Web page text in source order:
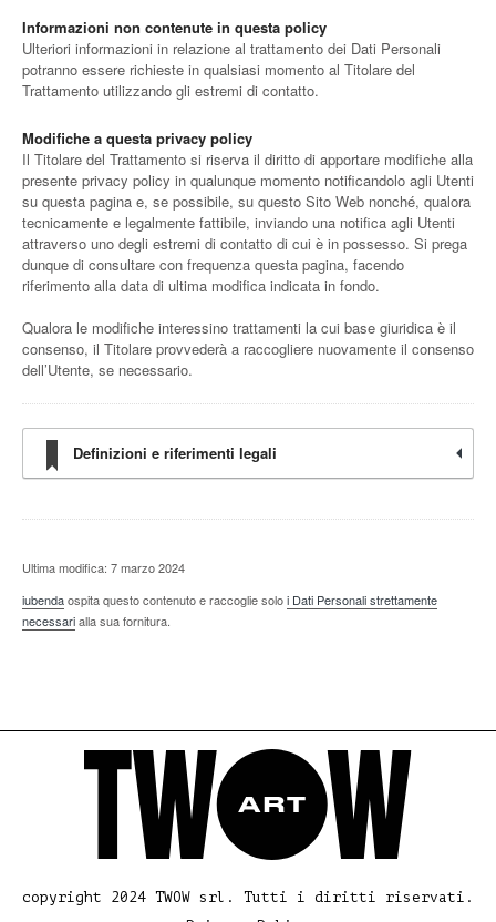
Informazioni non contenute in questa policy
Ulteriori informazioni in relazione al trattamento dei Dati Personali
potranno essere richieste in qualsiasi momento al Titolare del
Trattamento utilizzando gli estremi di contatto.
Modifiche a questa privacy policy
Il Titolare del Trattamento si riserva il diritto di apportare modifiche alla
presente privacy policy in qualunque momento notificandolo agli Utenti
su questa pagina e, se possibile, su questo Sito Web nonché, qualora
tecnicamente e legalmente fattibile, inviando una notifica agli Utenti
attraverso uno degli estremi di contatto di cui è in possesso. Si prega
dunque di consultare con frequenza questa pagina, facendo
riferimento alla data di ultima modifica indicata in fondo.
Qualora le modifiche interessino trattamenti la cui base giuridica è il
consenso, il Titolare provvederà a raccogliere nuovamente il consenso
dell’Utente, se necessario.
Definizioni e riferimenti legali
Ultima modifica: 7 marzo 2024
iubendaospita questo contenuto e raccoglie soloi Dati Personali strettamente
necessarialla sua fornitura.
copyright 2024 TWOW srl. Tutti i diritti riservati.